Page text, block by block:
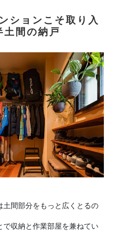
土間の納戸
土間部分をもっと広くとるの
で収納と作業部屋を兼ねてい